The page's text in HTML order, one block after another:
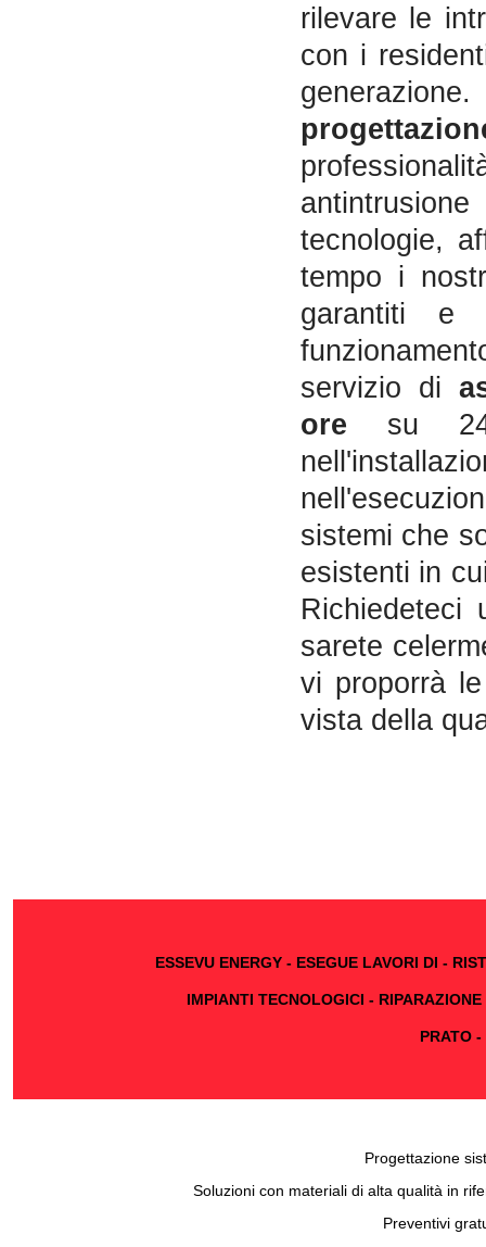
rilevare le
con i
tecnologie,
tempo i
garantiti e
servizio di
ore su 24.
sistemi che
esistenti in
Richiedeteci
sarete
vi proporrà
vista della
ESSEVU ENERGY - ESEGUE LAVORI DI -
IMPIANTI TECNOLOGICI -
PRATO
Progettazione
Soluzioni con materiali di alta qualità in
Preventivi